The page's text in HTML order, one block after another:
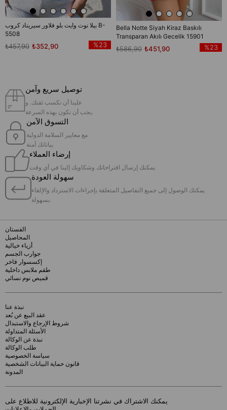
بيلا نوت وايت بلو فلاور سيريناد كروب B-
5508
₺352,90
₺457,90 %23
Bella Notte Siyah Kiraz Baskılı
Transparan Akılı Gecelik 15901
₺451,90
₺586,90 %23
توصيل سريع وآمن
علينا أن نكسب ثقتك. و
التسوق الآمن
مع معايير السلامة الدولية
بياناتك آمنة
إرضاء العملاء
يمكنك إرسال اقتراحاتك وشكاويك إلينا في أي وقت
سهولة العودة
يمكنك الوصول إلى جميع التفاصيل المتعلقة بإجراءات الاسترداد والإلغاء
بسهولة.
الفستان
المحاصيل
أزياء خيالية
جوارب الجسم
إكسسوار فاخر
طقم ملابس داخلية
قميص نوم نسائي
نبذة عنا
عقد البيع عن بُعد
شروط الإرجاع والاستبدال
الأسئلة المتداولة
نبذة عن الوكالة
طلب الوكالة
سياسة الخصوصية
قانون حماية البيانات الشخصية
المدونة
يمكنك الاشتراك في نشرتنا الإخبارية الإلكترونية للاطلاع على